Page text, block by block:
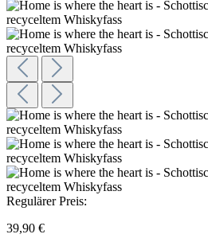
Regulärer Preis:
39,90 €